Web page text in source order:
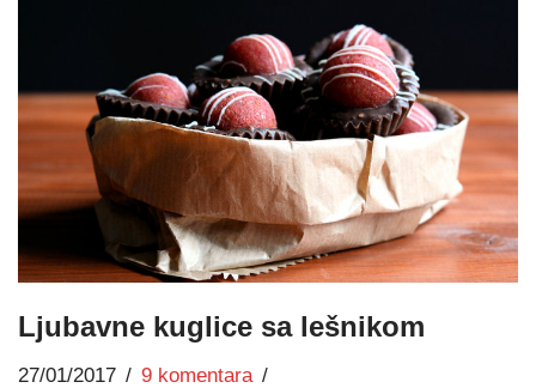
Ljubavne kuglice sa lešnikom
27/01/2017
9 komentara